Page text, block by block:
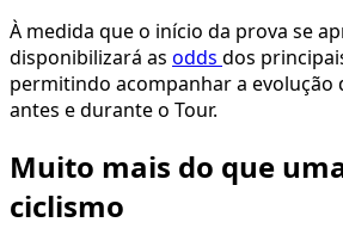
À medida que o início da prova se
disponibilizará as odds dos
permitindo acompanhar a evolução
antes e durante o Tour.
Muito mais do que
ciclismo